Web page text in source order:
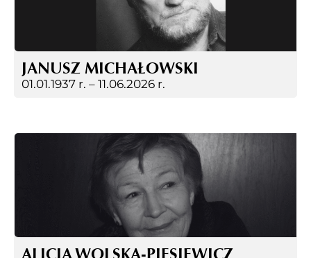
JANUSZ MICHAŁOWSKI
01.01.1937 r. – 11.06.2026 r.